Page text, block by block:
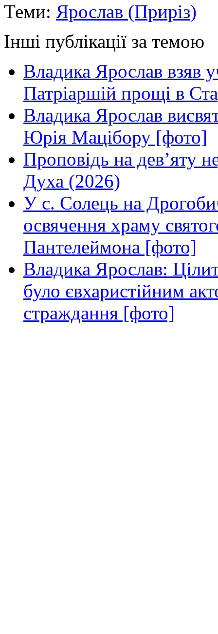
Теми: Ярослав (Приріз)
Інші публікації за темою
Владика Ярослав взяв
Патріаршій прощі в
Владика Ярослав
Юрія Мацібору [фото]
Проповідь на дев’яту
Духа (2026)
У с. Солець на
освячення храму
Пантелеймона [фото]
Владика Ярослав:
було євхаристійним
страждання [фото]